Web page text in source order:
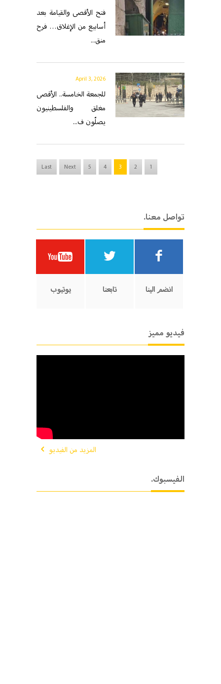
فتح الأقصى والقيامة بعد
أسابيع من الإغلاق… فرح
منق...
April 3, 2026
للجمعة الخامسة.. الأقصى
مغلق والفلسطينيون
يصلّون ف...
1
2
3
4
5
Next
Last
.تواصل معنا
يوتيوب تابعنا انضم الينا
فيديو مميز
المزيد من الفيديو
.الفيسبوك